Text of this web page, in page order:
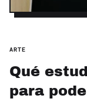
ARTE
Qué
para